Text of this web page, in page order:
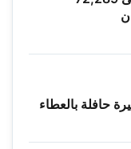
حافلة بالعطاء